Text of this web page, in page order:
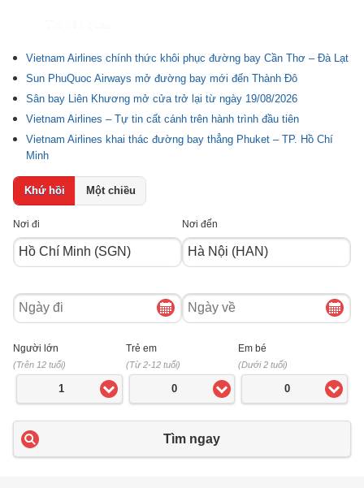
Vietnam Airlines chính thức khôi phục đường bay Cần Thơ – Đà Lạt
Sun PhuQuoc Airways mở đường bay mới đến Thành Đô
Sân bay Liên Khương mở cửa trở lại từ ngày 19/08/2026
Vietnam Airlines – Tự tin cất cánh trên hành trình đầu tiên
Vietnam Airlines khai thác đường bay thẳng Phuket – TP. Hồ Chí
Minh
Khứ hồi Một chiều
Nơi đi Nơi đến
Ngày
đi
Ngày
về
Người lớn
(Trên 12 tuổi)
1
Trẻ em
(Từ 2-12 tuổi)
0
Em bé
(Dưới 2 tuổi)
0
Tìm ngay